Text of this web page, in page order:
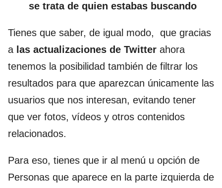
se trata de quien estabas buscando
Tienes que saber, de igual modo, que gracias
a las actualizaciones de Twitter ahora
tenemos la posibilidad también de filtrar los
resultados para que aparezcan únicamente las
usuarios que nos interesan, evitando tener
que ver fotos, vídeos y otros contenidos
relacionados.
Para eso, tienes que ir al menú u opción de
Personas que aparece en la parte izquierda de